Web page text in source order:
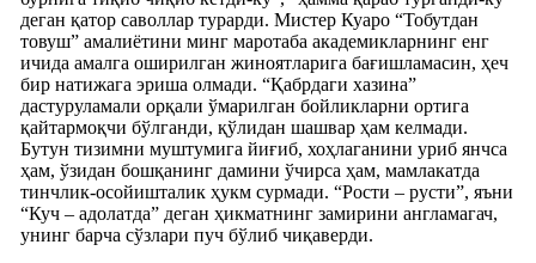
деган қатор саволлар турарди. Мистер Куаро “Тобутдан
товуш” амалиётини минг маротаба академикларнинг енг
ичида амалга оширилган жиноятларига бағишламасин, ҳеч
бир натижага эриша олмади. “Қабрдаги хазина”
дастуруламали орқали ўмарилган бойликларни ортига
қайтармоқчи бўлганди, қўлидан шашвар ҳам келмади.
Бутун тизимни муштумига йиғиб, хоҳлаганини уриб янчса
ҳам, ўзидан бошқанинг дамини ўчирса ҳам, мамлакатда
тинчлик-осойишталик ҳукм сурмади. “Рости – русти”, яъни
“Куч – адолатда” деган ҳикматнинг замирини англамагач,
унинг барча сўзлари пуч бўлиб чиқаверди.